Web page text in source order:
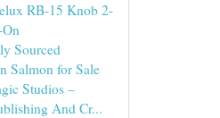
RB-15 Knob 2-
Sourced
Salmon for Sale
Studios –
And Cr...